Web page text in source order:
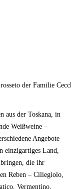
der Familie
aus der Toskana, in
Weißweine –
Angebote
einzigartiges Land,
die ihr
Reben – Ciliegiolo,
Vermentino,